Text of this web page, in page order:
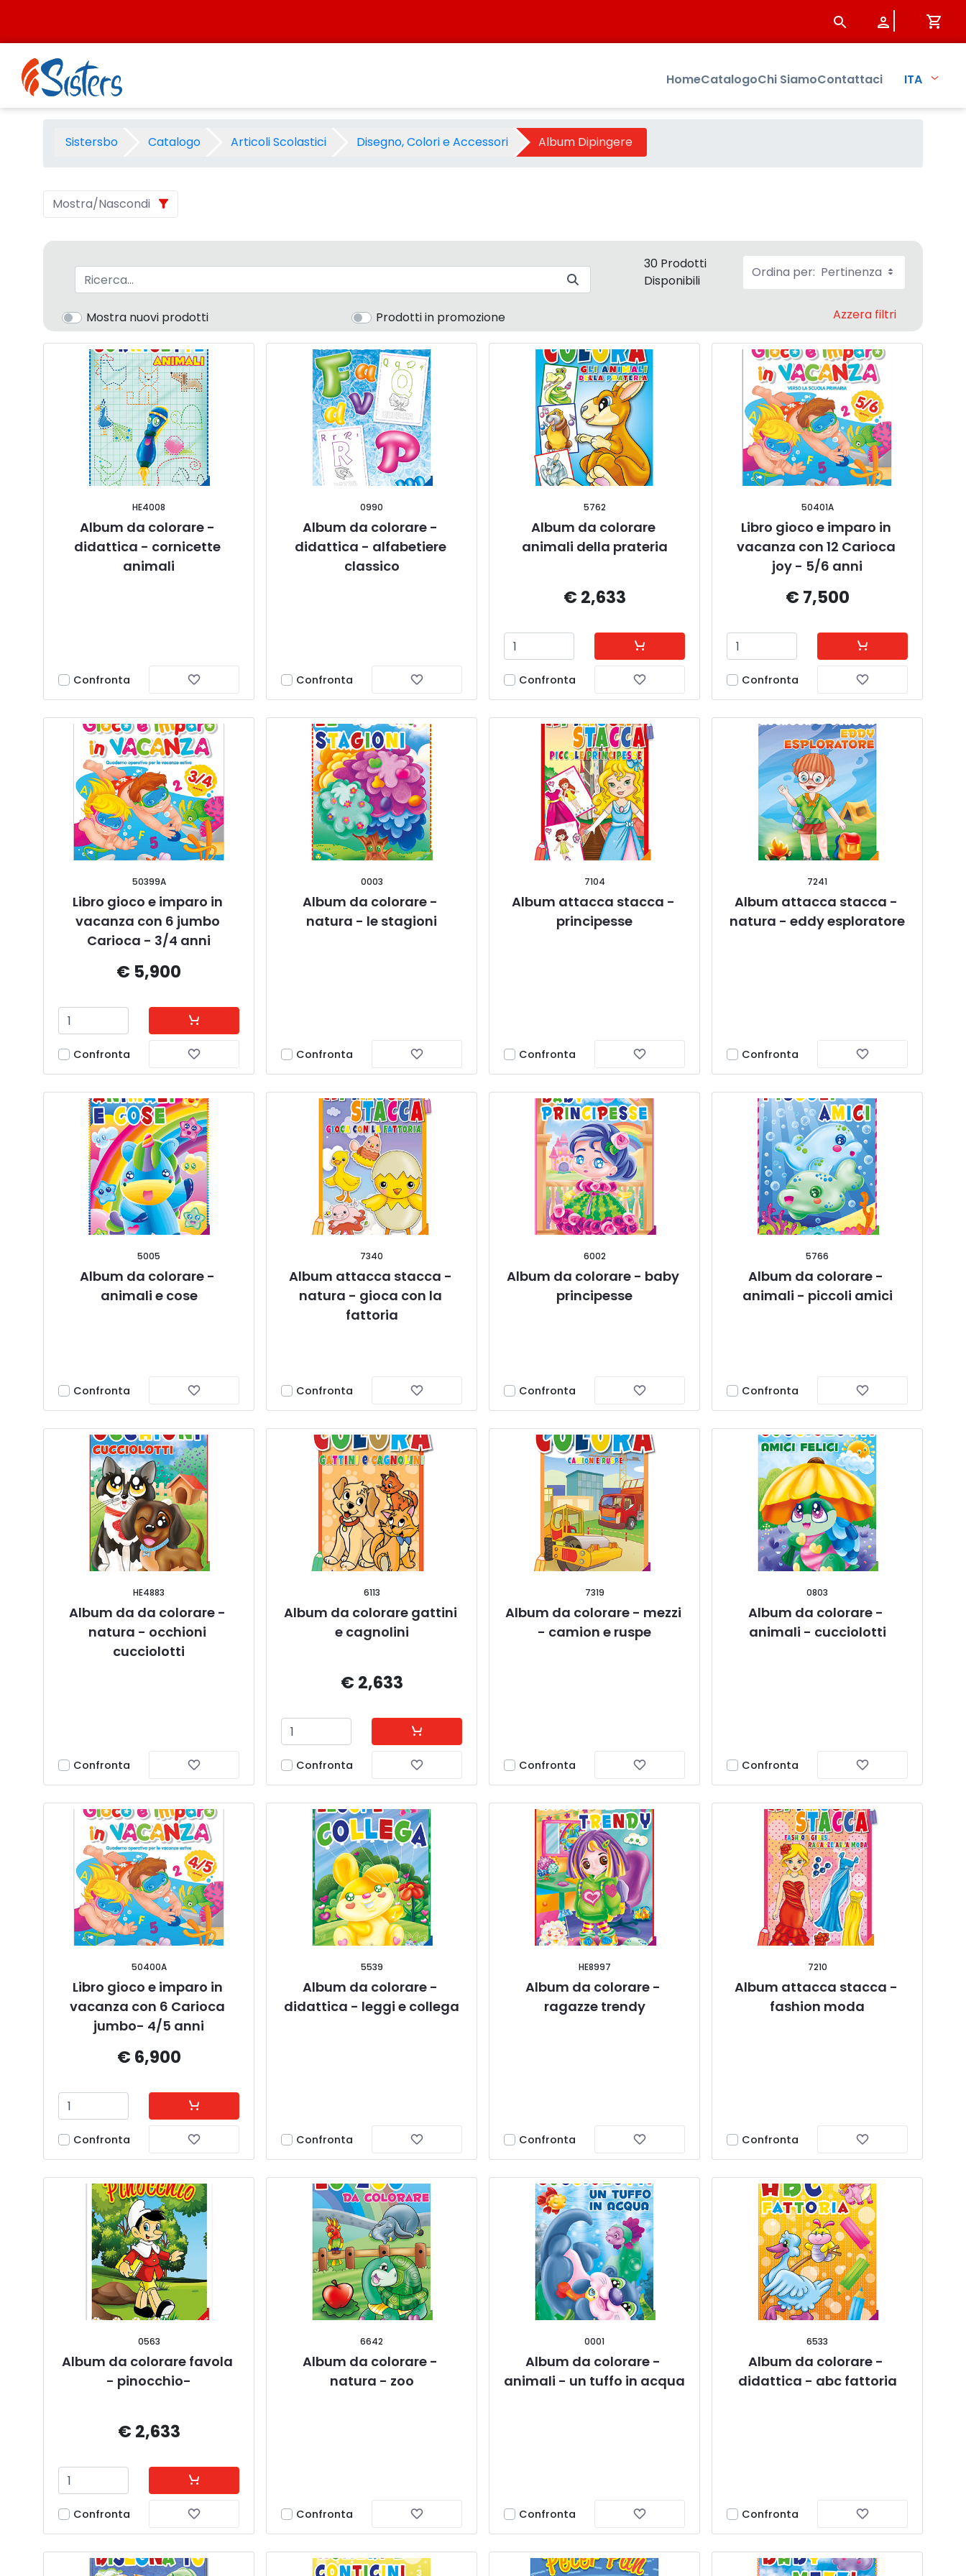
Album Dipingere - Categoria - Sistersbo
HomeCatalogoChi SiamoContattaci ITA
Sistersbo Catalogo Articoli Scolastici Disegno, Colori e Accessori Album Dipingere
Mostra/Nascondi
Barra di ricerca
Mostra nuovi prodotti Prodotti in promozione
30 Prodotti
Disponibili
Ordina per: Pertinenza
Azzera filtri
HE4008
Album da colorare -
didattica - cornicette
animali
Confronta
0990
Album da colorare -
didattica - alfabetiere
classico
Confronta
5762
Album da colorare
animali della prateria
€ 2,633
Confronta
50401A
Libro gioco e imparo in
vacanza con 12 Carioca
joy - 5/6 anni
€ 7,500
Confronta
50399A
Libro gioco e imparo in
vacanza con 6 jumbo
Carioca - 3/4 anni
€ 5,900
Confronta
0003
Album da colorare -
natura - le stagioni
Confronta
7104
Album attacca stacca -
principesse
Confronta
7241
Album attacca stacca -
natura - eddy esploratore
Confronta
5005
Album da colorare -
animali e cose
Confronta
7340
Album attacca stacca -
natura - gioca con la
fattoria
Confronta
6002
Album da colorare - baby
principesse
Confronta
5766
Album da colorare -
animali - piccoli amici
Confronta
HE4883
Album da da colorare -
natura - occhioni
cucciolotti
Confronta
6113
Album da colorare gattini
e cagnolini
€ 2,633
Confronta
7319
Album da colorare - mezzi
- camion e ruspe
Confronta
0803
Album da colorare -
animali - cucciolotti
Confronta
50400A
Libro gioco e imparo in
vacanza con 6 Carioca
jumbo- 4/5 anni
€ 6,900
Confronta
5539
Album da colorare -
didattica - leggi e collega
Confronta
HE8997
Album da colorare -
ragazze trendy
Confronta
7210
Album attacca stacca -
fashion moda
Confronta
0563
Album da colorare favola
- pinocchio-
€ 2,633
Confronta
6642
Album da colorare -
natura - zoo
Confronta
0001
Album da colorare -
animali - un tuffo in acqua
Confronta
6533
Album da colorare -
didattica - abc fattoria
Confronta